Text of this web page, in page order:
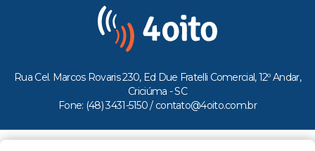
Rua Cel. Marcos Rovaris 230, Ed Due Fratelli Comercial, 12º Andar,
Criciúma - SC
Fone: (48) 3431-5150 / contato@4oito.com.br